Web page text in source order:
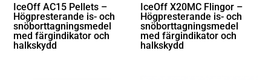
IceOff AC15 Pellets –
Högpresterande is- och
snöborttagningsmedel
med färgindikator och
halkskydd
IceOff X20MC Flingor –
Högpresterande is- och
snöborttagningsmedel
med färgindikator och
halkskydd